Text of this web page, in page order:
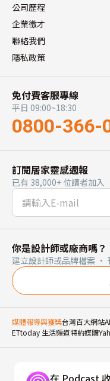
公司歷程
企業徵才
聯絡我們
隱私政策
免付費客服專線
平日 09:00~18:30
0800-366-
訂閱居家靈感週報
已有 38,000+ 位讀者加入
你是設計師或廠商嗎？
建立設計師或品牌檔案 ·
媒體報導與獲獎台灣百大網站
ETtoday 生活頻道特約媒體
在 Podcast